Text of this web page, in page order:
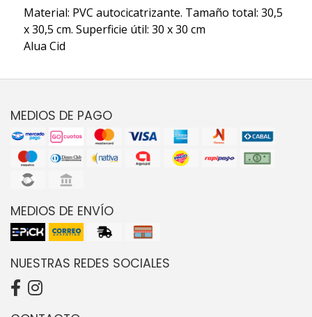
Material: PVC autocicatrizante. Tamaño total: 30,5
x 30,5 cm. Superficie útil: 30 x 30 cm
Alua Cid
MEDIOS DE PAGO
MEDIOS DE ENVÍO
NUESTRAS REDES SOCIALES